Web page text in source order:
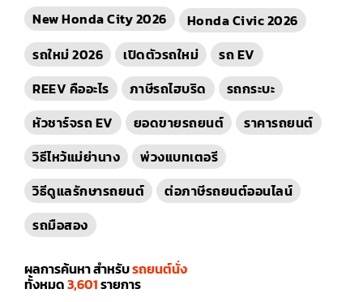
New Honda City 2026
Honda Civic 2026
รถใหม่ 2026
เปิดตัวรถใหม่
รถ EV
REEV คืออะไร
ภาษีรถไฮบริด
รถกระบะ
หัวชาร์จรถ EV
ยอดขายรถยนต์
ราคารถยนต์
วิธีไหว้แม่ย่านาง
พ่วงแบทเตอรี
วิธีดูแลรักษารถยนต์
ต่อภาษีรถยนต์ออนไลน์
รถมือสอง
ผลการค้นหา สำหรับรถยนต์นั่ง
ทั้งหมด3,601รายการ